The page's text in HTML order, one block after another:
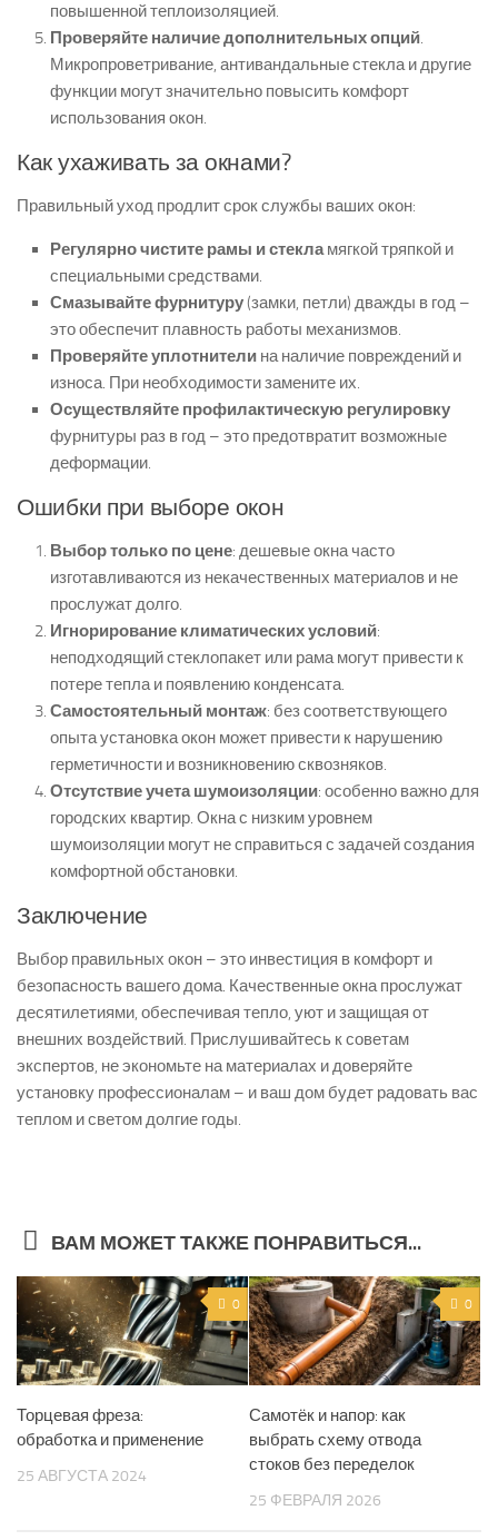
повышенной теплоизоляцией.
Проверяйте наличие дополнительных опций.
Микропроветривание, антивандальные стекла и другие
функции могут значительно повысить комфорт
использования окон.
Как ухаживать за окнами?
Правильный уход продлит срок службы ваших окон:
Регулярно чистите рамы и стекламягкой тряпкой и
специальными средствами.
Смазывайте фурнитуру(замки, петли) дважды в год –
это обеспечит плавность работы механизмов.
Проверяйте уплотнители на наличие повреждений и
износа. При необходимости замените их.
Осуществляйте профилактическую регулировку
фурнитуры раз в год – это предотвратит возможные
деформации.
Ошибки при выборе окон
Выбор только по цене: дешевые окна часто
изготавливаются из некачественных материалов и не
прослужат долго.
Игнорирование климатических условий:
неподходящий стеклопакет или рама могут привести к
потере тепла и появлению конденсата.
Самостоятельный монтаж: без соответствующего
опыта установка окон может привести к нарушению
герметичности и возникновению сквозняков.
Отсутствие учета шумоизоляции: особенно важно для
городских квартир. Окна с низким уровнем
шумоизоляции могут не справиться с задачей создания
комфортной обстановки.
Заключение
Выбор правильных окон – это инвестиция в комфорт и
безопасность вашего дома. Качественные окна прослужат
десятилетиями, обеспечивая тепло, уют и защищая от
внешних воздействий. Прислушивайтесь к советам
экспертов, не экономьте на материалах и доверяйте
установку профессионалам – и ваш дом будет радовать вас
теплом и светом долгие годы.
ВАМ МОЖЕТ ТАКЖЕ ПОНРАВИТЬСЯ...
0
Торцевая фреза:
обработка и применение
25 АВГУСТА 2024
0
Самотёк и напор: как
выбрать схему отвода
стоков без переделок
25 ФЕВРАЛЯ 2026